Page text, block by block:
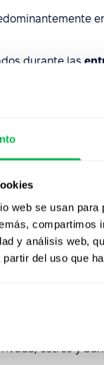
web se usan
compartimos
y análisis web,
partir del uso que
durante las
rotación para
unirse a
remuneración
marcharse
poco claras, o
de trabajo tóxico.
dentro del
estrés y